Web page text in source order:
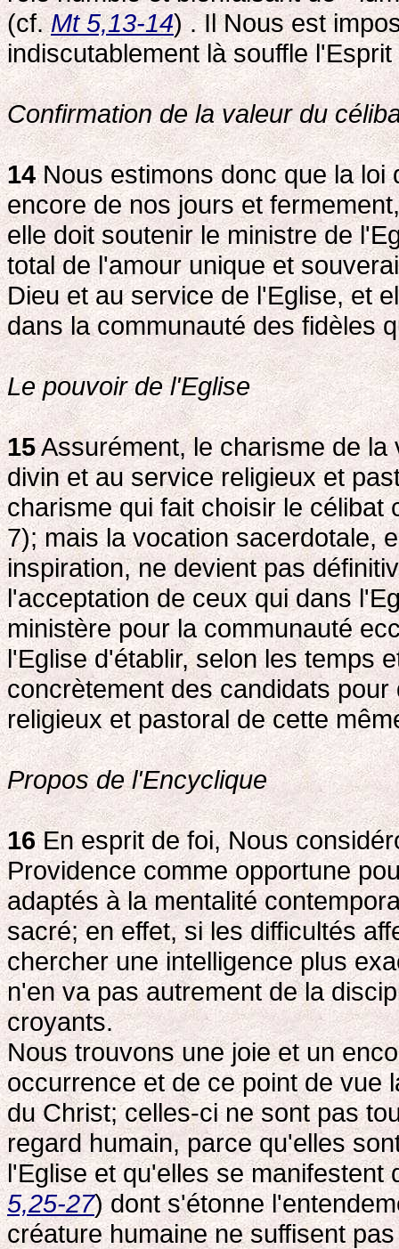
(cf.Mt 5,13-14) . Il Nous est
indiscutablement là souffle
Confirmation de la valeur du
14Nous estimons donc que la loi
encore de nos jours et
elle doit soutenir le ministre de
total de l'amour unique et
Dieu et au service de l'Eglise, et
dans la communauté des fidèles
Le pouvoir de l'Eglise
15Assurément, le charisme de la
divin et au service religieux et
charisme qui fait choisir le
7); mais la vocation sacerdotale,
inspiration, ne devient pas
l'acceptation de ceux qui dans
ministère pour la communauté
l'Eglise d'établir, selon les temps
concrètement des candidats
religieux et pastoral de cette
Propos de l'Encyclique
16En esprit de foi, Nous
Providence comme opportune
adaptés à la mentalité
sacré; en effet, si les difficultés
chercher une intelligence plus
n'en va pas autrement de la
croyants.
Nous trouvons une joie et un
occurrence et de ce point de vue
du Christ; celles-ci ne sont pas
regard humain, parce qu'elles
l'Eglise et qu'elles se
5,25-27) dont s'étonne
créature humaine ne suffisent